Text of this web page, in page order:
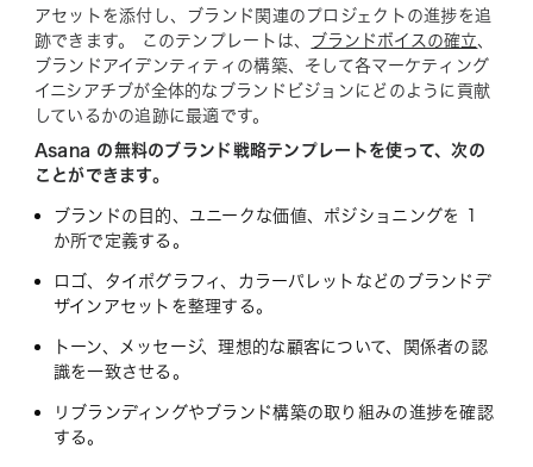
アセットを添付し、ブランド関連のプロジェクトの進捗を追
跡できます。 このテンプレートは、 ブランドボイスの確立、
ブランドアイデンティティの構築、そして各マーケティング
イニシアチブが全体的なブランドビジョンにどのように貢献
しているかの追跡に最適です。
Asana の無料のブランド戦略テンプレートを使って、次の
ことができます。
ブランドの目的、ユニークな価値、ポジショニングを 1
か所で定義する。
ロゴ、タイポグラフィ、カラーパレットなどのブランドデ
ザインアセットを整理する。
トーン、メッセージ、理想的な顧客について、関係者の認
識を一致させる。
リブランディングやブランド構築の取り組みの進捗を確認
する。